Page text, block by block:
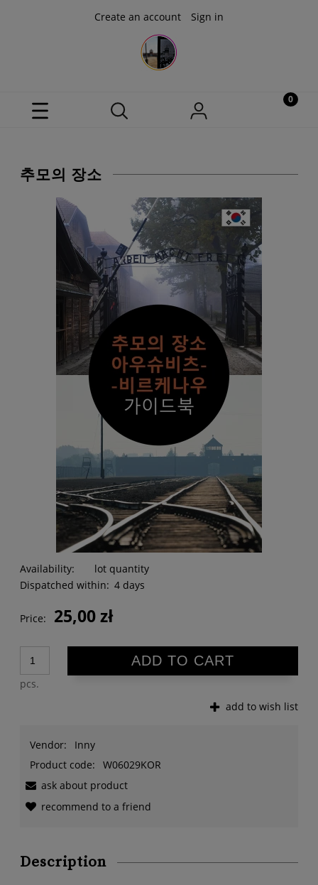
Create an account Sign in
추모의 장소
Availability:
lot quantity
Dispatched within: 4 days
Price: 25,00 zł
pcs.
ADD TO CART
add to wish list
Vendor:
Inny
Product code:
W06029KOR
ask about product
recommend to a friend
Description